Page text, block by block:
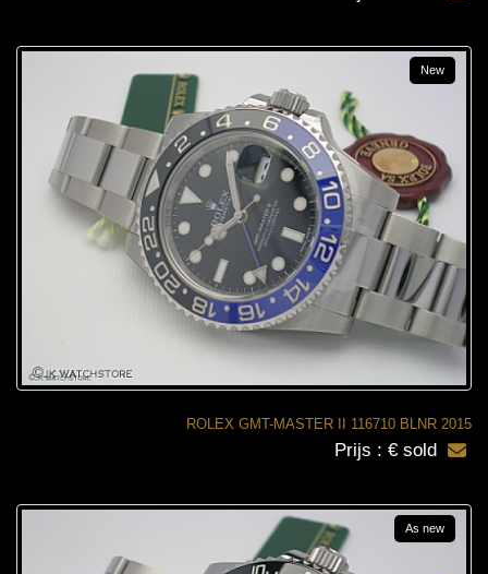
ROLEX GMT-MASTER II 116710 BLNR 2015
New
Prijs : € sold
As new